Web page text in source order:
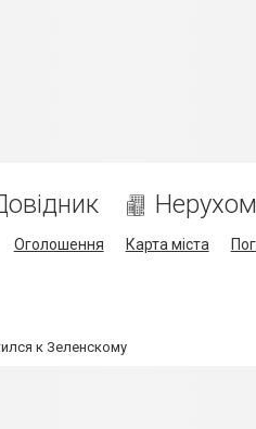
Оголошення Карта міста
к Зеленскому